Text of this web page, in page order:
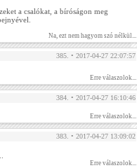
a csalókat, a bíróságon meg
Na, ezt nem hagyom szó nélkül...
385. • 2017-04-27 22:07:57
Erre válaszolok...
384. • 2017-04-27 16:10:46
Erre válaszolok...
383. • 2017-04-27 13:09:02
Erre válaszolok...